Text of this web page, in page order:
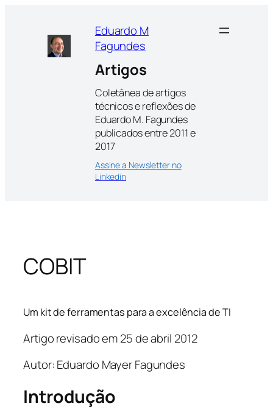
conteúdo
Eduardo M
Fagundes
Artigos
Coletânea de artigos
técnicos e reflexões de
Eduardo M. Fagundes
publicados entre 2011 e
2017
Assine a Newsletter no
Linkedin
COBIT
Um kit de ferramentas para a excelência de TI
Artigo revisado em 25 de abril 2012
Autor: Eduardo Mayer Fagundes
Introdução